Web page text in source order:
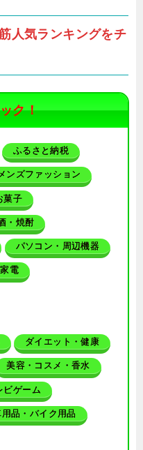
人気ランキングをチ
ク！
ふるさと納税
ンズファッション
菓子
・焼酎
パソコン・周辺機器
家電
ダイエット・健康
美容・コスメ・香水
ビゲーム
用品・バイク用品